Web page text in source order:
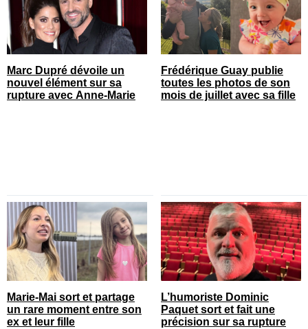
Marc Dupré dévoile un
nouvel élément sur sa
rupture avec Anne-Marie
Frédérique Guay publie
toutes les photos de son
mois de juillet avec sa fille
Marie-Mai sort et partage
un rare moment entre son
ex et leur fille
L’humoriste Dominic
Paquet sort et fait une
précision sur sa rupture